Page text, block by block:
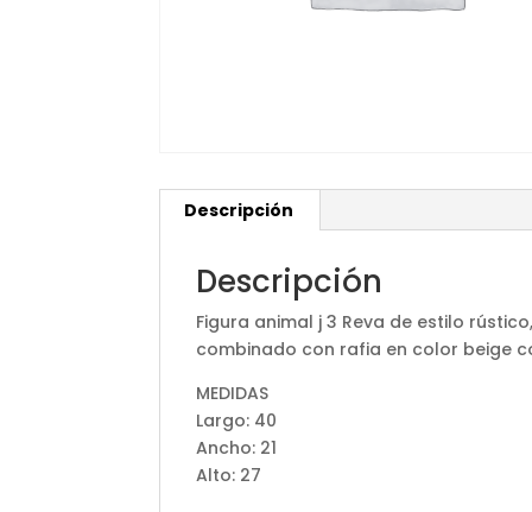
Descripción
Descripción
Figura animal j 3 Reva de estilo
combinado con rafia en color beige
MEDIDAS
Largo: 40
Ancho: 21
Alto: 27